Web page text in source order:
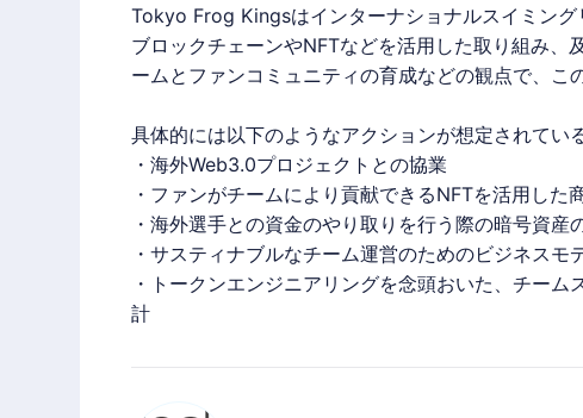
Tokyo Frog Kingsはインターナショナルスイミン
ブロックチェーンやNFTなどを活用した取り組み、
ームとファンコミュニティの育成などの観点で、こ
具体的には以下のようなアクションが想定されている
・海外Web3.0プロジェクトとの協業
・ファンがチームにより貢献できるNFTを活用した
・海外選手との資金のやり取りを行う際の暗号資
・サスティナブルなチーム運営のためのビジネスモ
・トークンエンジニアリングを念頭おいた、チー
計